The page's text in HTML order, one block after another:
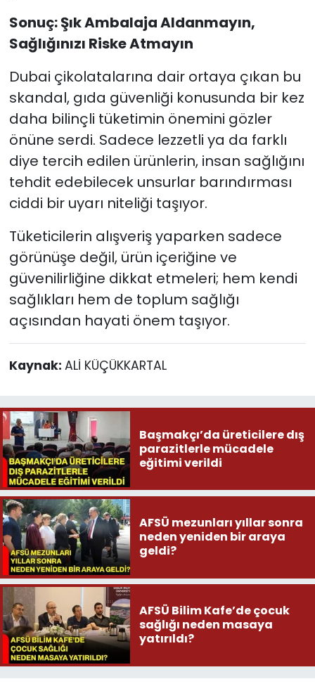
Sonuç: Şık Ambalaja Aldanmayın,
Sağlığınızı Riske Atmayın
Dubai çikolatalarına dair ortaya çıkan bu
skandal, gıda güvenliği konusunda bir kez
daha bilinçli tüketimin önemini gözler
önüne serdi. Sadece lezzetli ya da farklı
diye tercih edilen ürünlerin, insan sağlığını
tehdit edebilecek unsurlar barındırması
ciddi bir uyarı niteliği taşıyor.
Tüketicilerin alışveriş yaparken sadece
görünüşe değil, ürün içeriğine ve
güvenilirliğine dikkat etmeleri; hem kendi
sağlıkları hem de toplum sağlığı
açısından hayati önem taşıyor.
Kaynak: ALİ KÜÇÜKKARTAL
Başmakçı’da üreticilere dış
parazitlerle mücadele
eğitimi verildi
AFSÜ mezunları yıllar sonra
neden yeniden bir araya
geldi?
AFSÜ Bilim Kafe’de çocuk
sağlığı neden masaya
yatırıldı?